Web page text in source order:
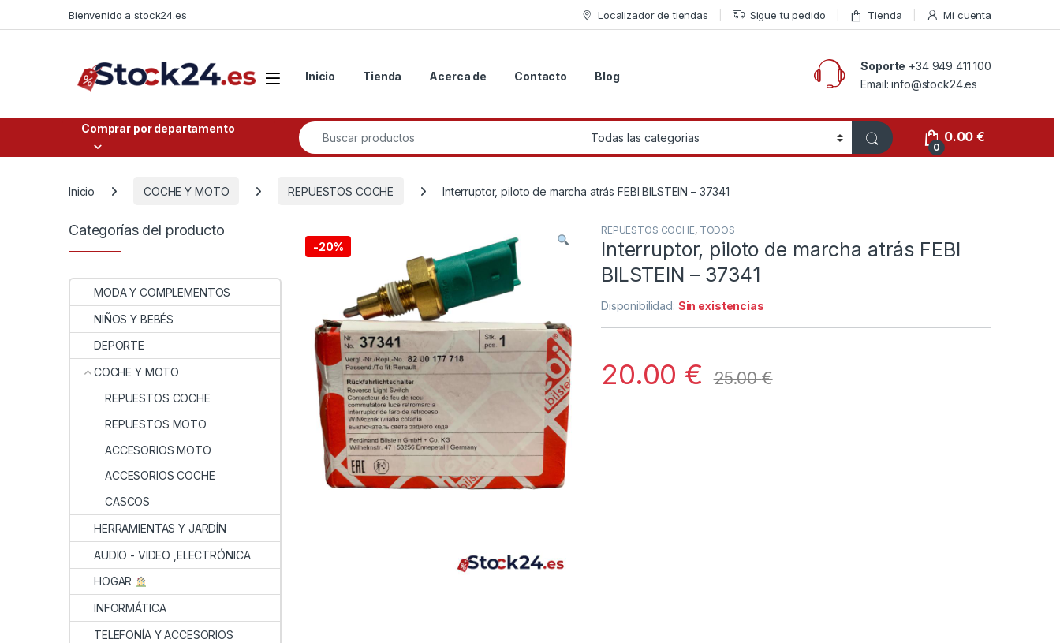
Bienvenido a stock24.es Localizador de tiendas Sigue tu pedido Tienda Mi cuenta
Open Inicio Tienda Acerca de Contacto Blog
Soporte +34 949 411 100
Email: info@stock24.es
Comprar por departamento Buscar por:
0
0.00€
Inicio COCHE Y MOTO REPUESTOS COCHE Interruptor, piloto de marcha atrás FEBI BILSTEIN – 37341
-20%
REPUESTOS COCHE, TODOS
Interruptor, piloto de marcha atrás FEBI
BILSTEIN – 37341
Disponibilidad: Sin existencias
20.00 € 25.00€
Categorías del producto
MODA Y COMPLEMENTOS
NIÑOS Y BEBÉS
DEPORTE
COCHE Y MOTO
REPUESTOS COCHE
REPUESTOS MOTO
ACCESORIOS MOTO
ACCESORIOS COCHE
CASCOS
HERRAMIENTAS Y JARDÍN
AUDIO - VIDEO ,ELECTRÓNICA
HOGAR
INFORMÁTICA
TELEFONÍA Y ACCESORIOS